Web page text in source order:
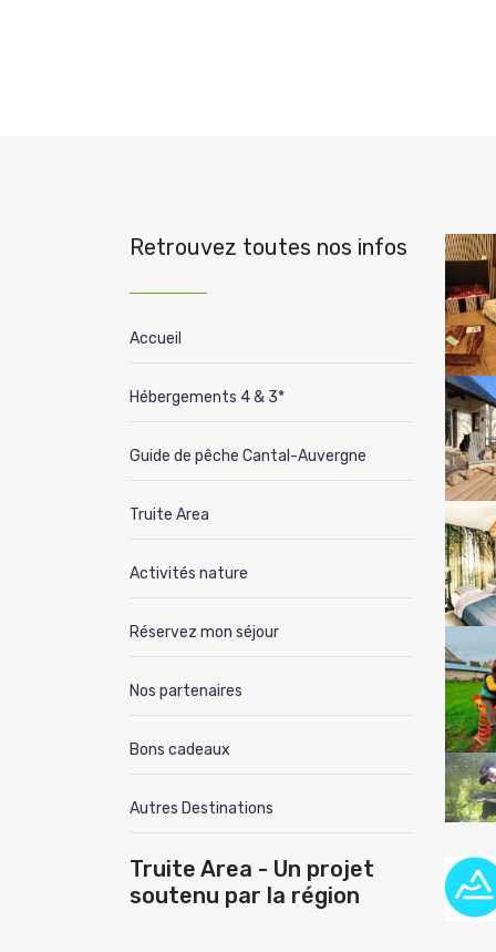
Retrouvez toutes nos infos
Accueil
Hébergements 4 & 3*
Guide de pêche Cantal-Auvergne
Truite Area
Activités nature
Réservez mon séjour
Nos partenaires
Bons cadeaux
Autres Destinations
Truite Area - Un projet
soutenu par la région